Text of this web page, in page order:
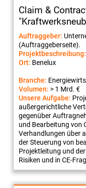
Claim &
Auftraggeber:
(Auftraggeberseite).
Projektbeschreibung:
Ort: Benelux
Branche:
Volumen: > 1 Mrd. €
Unsere Aufgabe:
außergerichtliche
gegenüber
und Bearbeitung von
Verhandlungen über
der Steuerung von
Projektleitung und
Risiken und in CE-